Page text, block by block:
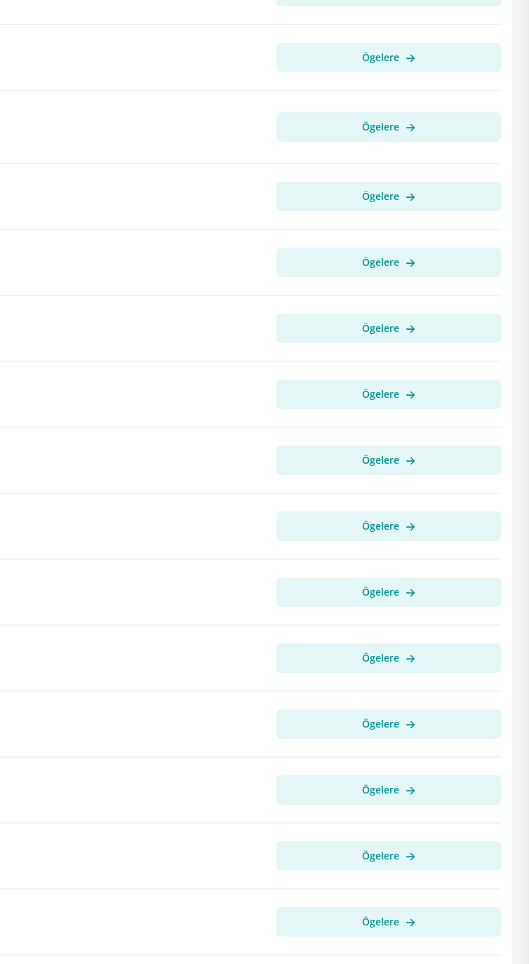
Ögelere
Ögelere
Ögelere
Ögelere
Ögelere
Ögelere
Ögelere
Ögelere
Ögelere
Ögelere
Ögelere
Ögelere
Ögelere
Ögelere